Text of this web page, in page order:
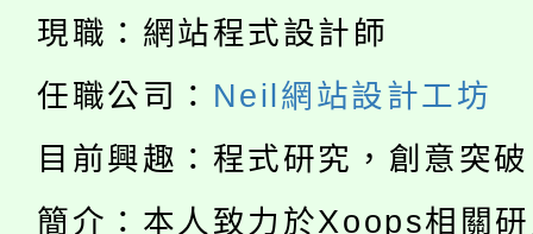
《TA101》溝通分析基
程，歡迎學生輔導中心
淨零綠生活教案入校路
會
115年食農教育專業人
程
學期銜接期間理賠案件
現職：網站程式設計師
任職公司： Neil網站設計工坊
目前興趣：程式研究，創意突
簡介：本人致力於Xoops相關